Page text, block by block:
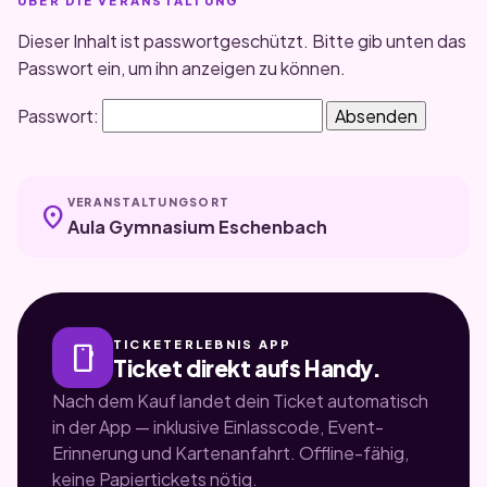
Dieser Inhalt ist passwortgeschützt. Bitte gib unten das
Passwort ein, um ihn anzeigen zu können.
Passwort:
location_on VERANSTALTUNGSORT
Aula Gymnasium Eschenbach
smartphone TICKETERLEBNIS APP
Ticket direkt aufs Handy.
Nach dem Kauf landet dein Ticket automatisch
in der App — inklusive Einlasscode, Event-
Erinnerung und Kartenanfahrt. Offline-fähig,
keine Papiertickets nötig.